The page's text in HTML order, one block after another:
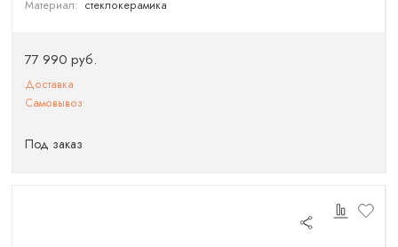
Материал: стеклокерамика
77 990 руб.
Доставка
Самовывоз
Под заказ